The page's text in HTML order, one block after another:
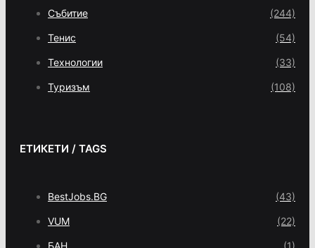
Събитие (244)
Тенис (54)
Технологии (33)
Туризъм (108)
ЕТИКЕТИ / TAGS
BestJobs.BG (43)
VUM (22)